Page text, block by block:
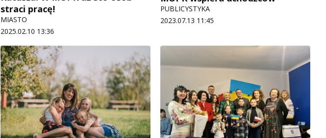
straci pracę!
MIASTO
2025.02.10 13:36
PUBLICYSTYKA
2023.07.13 11:45